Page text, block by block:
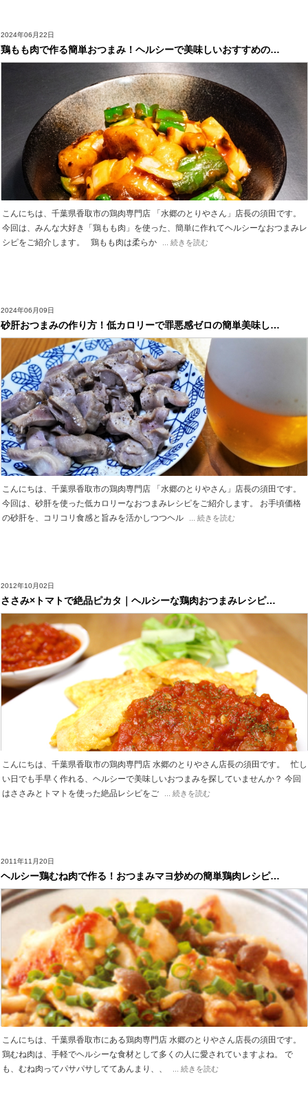
2024年06月22日
鶏もも肉で作る簡単おつまみ！ヘルシーで美味しいおすすめの…
こんにちは、千葉県香取市の鶏肉専門店 「水郷のとりやさん」店長の須田です。
今回は、みんな大好き「鶏もも肉」を使った、簡単に作れてヘルシーなおつまみレ
シピをご紹介します。 鶏もも肉は柔らか
... 続きを読む
2024年06月09日
砂肝おつまみの作り方！低カロリーで罪悪感ゼロの簡単美味し…
こんにちは、千葉県香取市の鶏肉専門店 「水郷のとりやさん」店長の須田です。
今回は、砂肝を使った低カロリーなおつまみレシピをご紹介します。 お手頃価格
の砂肝を、コリコリ食感と旨みを活かしつつヘル
... 続きを読む
2012年10月02日
ささみ×トマトで絶品ピカタ｜ヘルシーな鶏肉おつまみレシピ…
こんにちは、千葉県香取市の鶏肉専門店 水郷のとりやさん店長の須田です。 忙し
い日でも手早く作れる、ヘルシーで美味しいおつまみを探していませんか？ 今回
はささみとトマトを使った絶品レシピをご
... 続きを読む
2011年11月20日
ヘルシー鶏むね肉で作る！おつまみマヨ炒めの簡単鶏肉レシピ…
こんにちは、千葉県香取市にある鶏肉専門店 水郷のとりやさん店長の須田です。
鶏むね肉は、手軽でヘルシーな食材として多くの人に愛されていますよね。 で
も、むね肉ってパサパサしててあんまり、、
... 続きを読む